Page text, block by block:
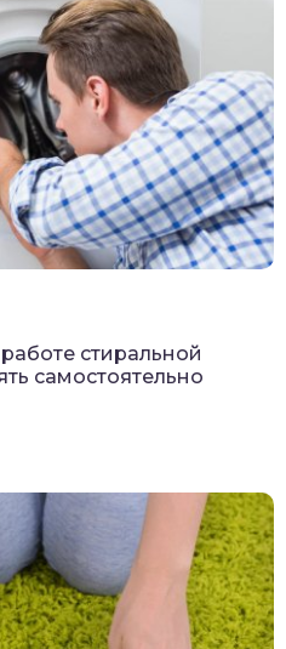
стиральной
самостоятельно